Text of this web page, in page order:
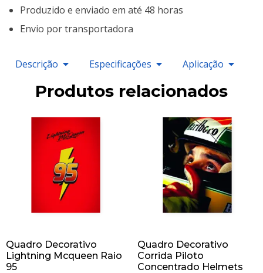
Produzido e enviado em até 48 horas
Envio por transportadora
Descrição Especificações Aplicação
Produtos relacionados
Quadro Decorativo
Lightning Mcqueen Raio
95
Quadro Decorativo
Corrida Piloto
Concentrado Helmets